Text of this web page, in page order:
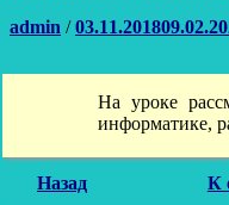
Автор
admin /Опубликовано
03.11.2018
На уроке
информатике,
Назад К